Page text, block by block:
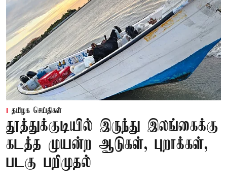
தமிழக செய்திகள்
தூத்துக்குடியில் இருந்து இலங்கைக்கு
கடத்த முயன்ற ஆடுகள், புறாக்கள்,
படகு பறிமுதல்